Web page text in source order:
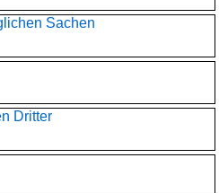
Sachen
Dritter